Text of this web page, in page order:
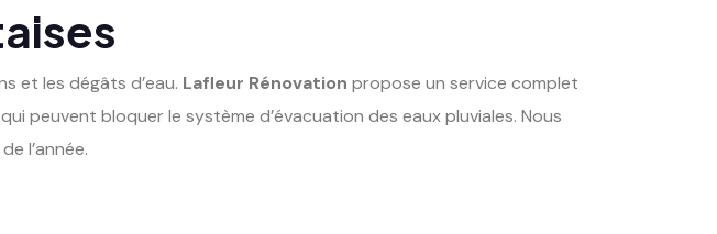
et les dégâts d’eau. Lafleur Rénovation propose un service complet
peuvent bloquer le système d’évacuation des eaux pluviales. Nous
l’année.